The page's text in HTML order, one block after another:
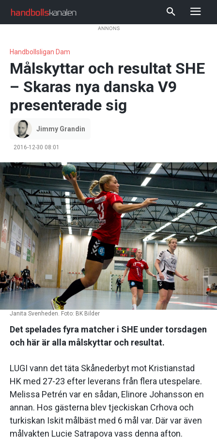
ANNONS
Handbollsligan Dam
Målskyttar och resultat SHE
– Skaras nya danska V9
presenterade sig
Jimmy Grandin
2016-12-30 08:01
Janita Svenheden. Foto: BK Bilder
Det spelades fyra matcher i SHE under torsdagen
och här är alla målskyttar och resultat.
LUGI vann det täta Skånederbyt mot Kristianstad
HK med 27-23 efter leverans från flera utespelare.
Melissa Petrén var en sådan, Elinore Johansson en
annan. Hos gästerna blev tjeckiskan Crhova och
turkiskan Iskit målbäst med 6 mål var. Där var även
målvakten Lucie Satrapova vass denna afton.